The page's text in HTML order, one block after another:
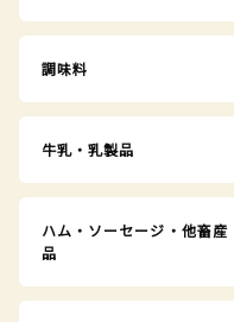
調味料
牛乳・乳製品
ハム・ソーセージ・他畜産
品